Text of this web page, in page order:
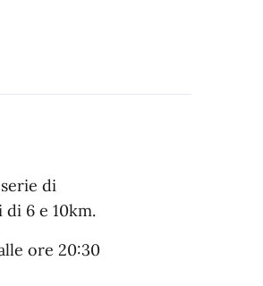
di
6 e 10km.
ore 20:30